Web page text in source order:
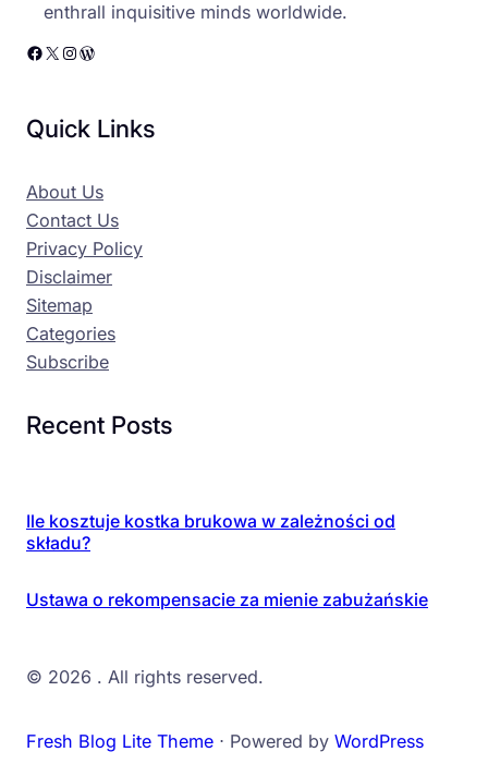
enthrall inquisitive minds worldwide.
Facebook X Instagram WordPress
Quick Links
About Us
Contact Us
Privacy Policy
Disclaimer
Sitemap
Categories
Subscribe
Recent Posts
Ile kosztuje kostka brukowa w zależności od
składu?
Ustawa o rekompensacie za mienie zabużańskie
© 2026 . All rights reserved.
Fresh Blog Lite Theme ⋅ Powered by WordPress